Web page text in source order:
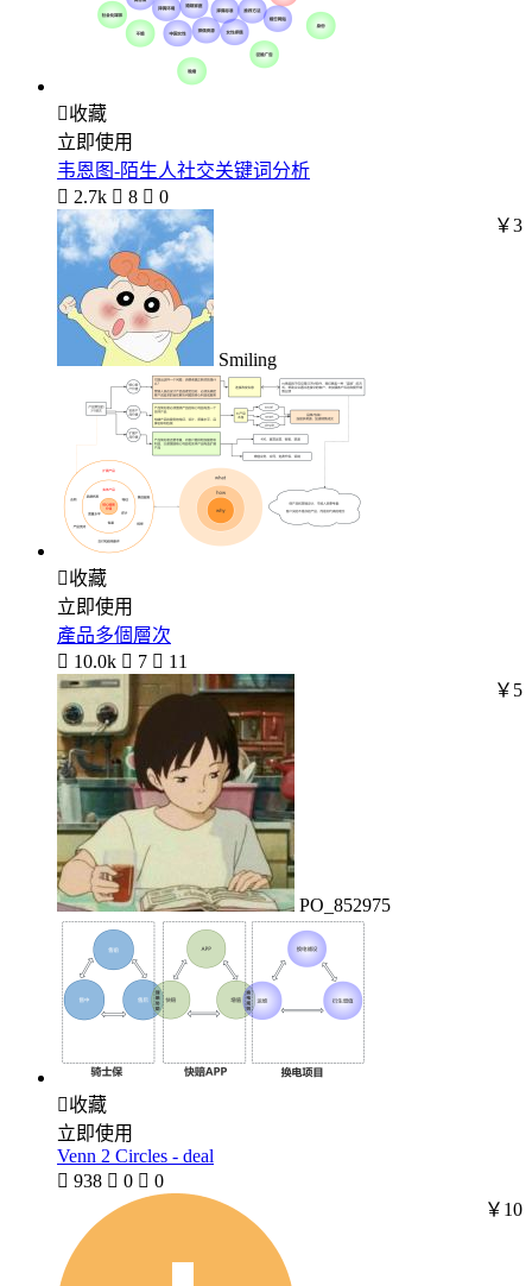
收藏
立即使用
韦恩图-陌生人社交关键词分析
 2.7k  8  0
Smiling
￥3
收藏
立即使用
產品多個層次
 10.0k  7  11
PO_852975
￥5
收藏
立即使用
Venn 2 Circles - deal
 938  0  0
￥10